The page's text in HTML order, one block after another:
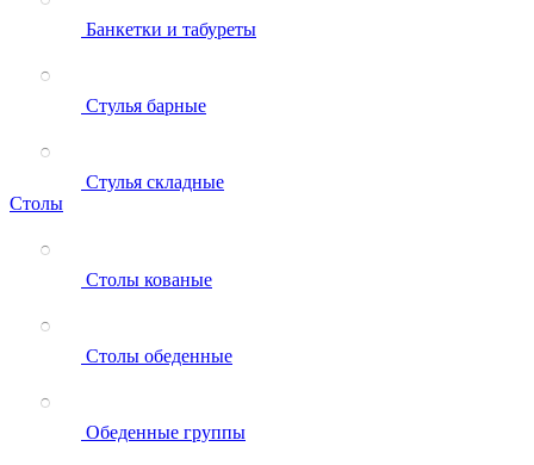
Банкетки и табуреты
Стулья барные
Стулья складные
Столы
Столы кованые
Столы обеденные
Обеденные группы